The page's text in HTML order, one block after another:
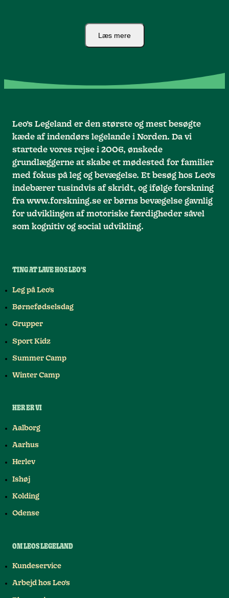
Læs mere
Leo’s Legeland er den største og mest besøgte
kæde af indendørs legelande i Norden. Da vi
startede vores rejse i 2006, ønskede
grundlæggerne at skabe et mødested for familier
med fokus på leg og bevægelse. Et besøg hos Leo’s
indebærer tusindvis af skridt, og ifølge forskning
fra www.forskning.se er børns bevægelse gavnlig
for udviklingen af motoriske færdigheder såvel
som kognitiv og social udvikling.
TING AT LAVE HOS LEO'S
Leg på Leo's
Børnefødselsdag
Grupper
Sport Kidz
Summer Camp
Winter Camp
HER ER VI
Aalborg
Aarhus
Herlev
Ishøj
Kolding
Odense
OM LEOS LEGELAND
Kundeservice
Arbejd hos Leo's